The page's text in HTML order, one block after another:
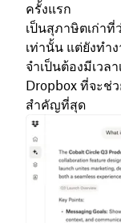
ครั้งแรก
เป็นสุภาษิตเก่า
เท่านั้น แต่ยังทำ
จำเป็นต้องมีเวล
Dropbox ที่จะช่
สำคัญที่สุด